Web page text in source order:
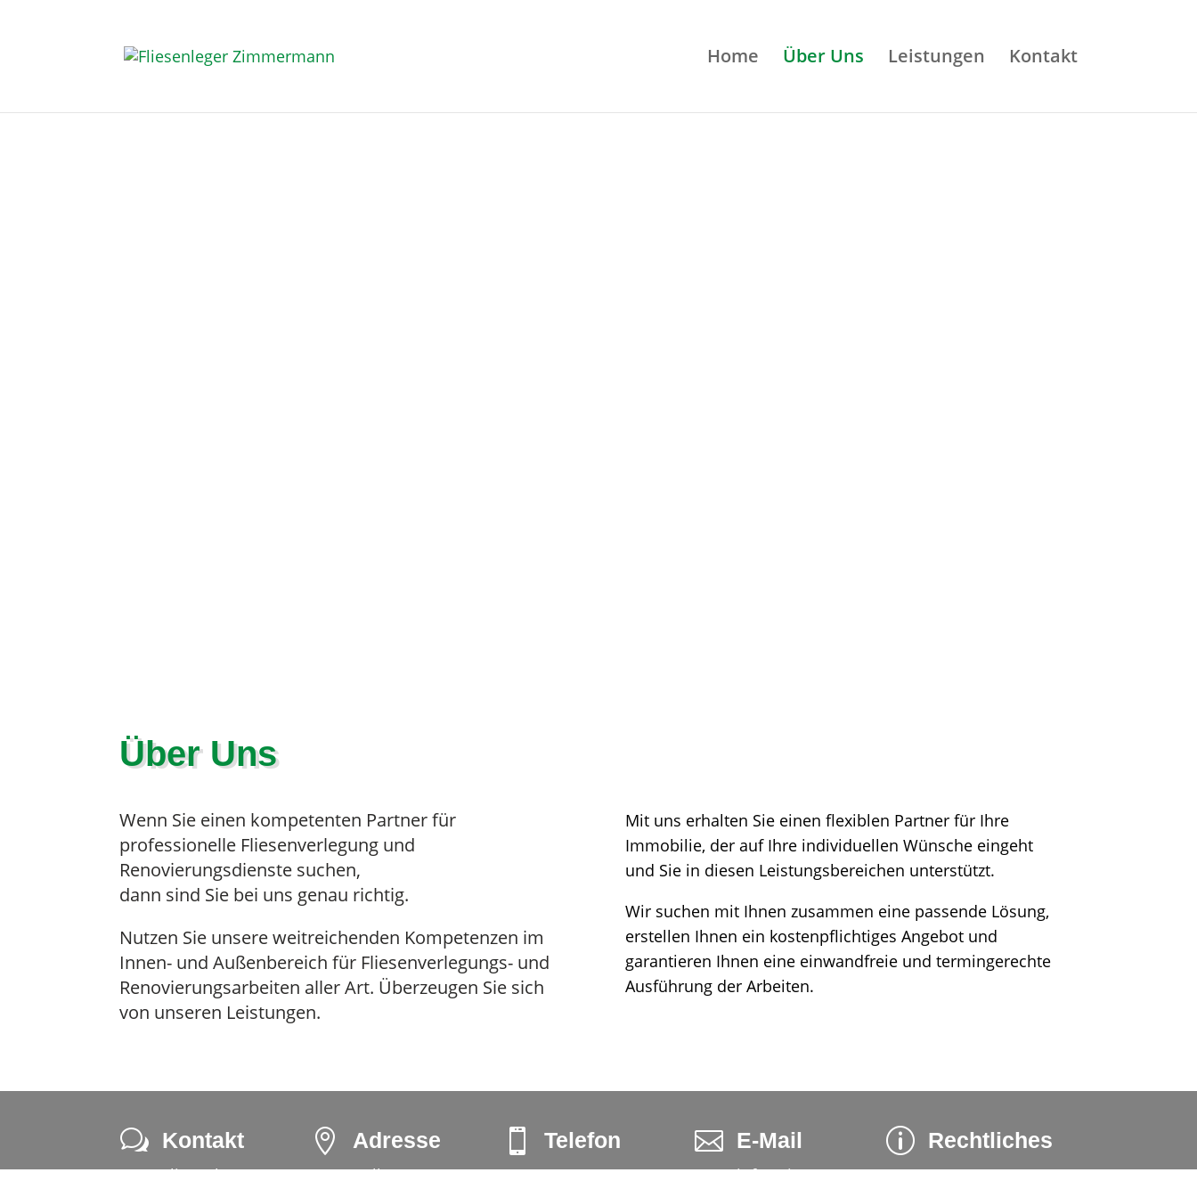
Home Über Uns Leistungen Kontakt
Über Uns
Wenn Sie einen kompetenten Partner für
professionelle Fliesenverlegung und
Renovierungsdienste suchen,
dann sind Sie bei uns genau richtig.
Nutzen Sie unsere weitreichenden Kompetenzen im
Innen- und Außenbereich für Fliesenverlegungs- und
Renovierungsarbeiten aller Art. Überzeugen Sie sich
von unseren Leistungen.
Mit uns erhalten Sie einen flexiblen Partner für Ihre
Immobilie, der auf Ihre individuellen Wünsche eingeht
und Sie in diesen Leistungsbereichen unterstützt.
Wir suchen mit Ihnen zusammen eine passende Lösung,
erstellen Ihnen ein kostenpflichtiges Angebot und
garantieren Ihnen eine einwandfreie und termingerechte
Ausführung der Arbeiten.
w Kontakt
Fliesenleger
 Adresse
Vulkanstr. 3
 Telefon
02324-9901264
 E-Mail
info@zimmermann-
p Rechtliches
Impressum